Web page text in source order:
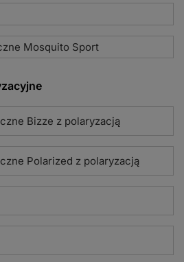
Mosquito Sport
Bizze z polaryzacją
Polarized z polaryzacją